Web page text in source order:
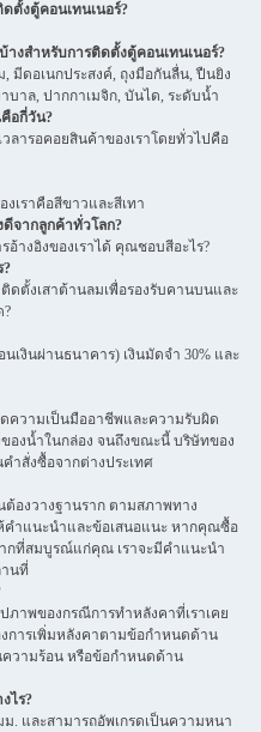
ดตั้งตู้คอนเทนเนอร์?
างสำหรับการติดตั้งตู้คอนเทนเนอร์?
, มีดอเนกประสงค์, ถุงมือกันลื่น, ปืนยิง
าล, ปากกาเมจิก, บันได, ระดับน้ำ
อกี่วัน?
ารอคอยสินค้าของเราโดยทั่วไปคือ
เราคือสีขาวและสีเทา
จากลูกค้าทั่วโลก?
างอิงของเราได้ คุณชอบสีอะไร?
ดตั้งเสาต้านลมเพื่อรองรับคานบนและ
นเงินผ่านธนาคาร) เงินมัดจำ 30% และ
ความเป็นมืออาชีพและความรับผิด
งน้ำในกล่อง จนถึงขณะนี้ บริษัทของ
ำสั่งซื้อจากต่างประเทศ
องวางฐานราก ตามสภาพทาง
คำแนะนำและข้อเสนอแนะ หากคุณซื้อ
ากที่สมบูรณ์แก่คุณ เราจะมีคำแนะนำ
นที่
ภาพของกรณีการทำหลังคาที่เราเคย
การเพิ่มหลังคาตามข้อกำหนดด้าน
วามร้อน หรือข้อกำหนดด้าน
ไร?
. และสามารถอัพเกรดเป็นความหนา